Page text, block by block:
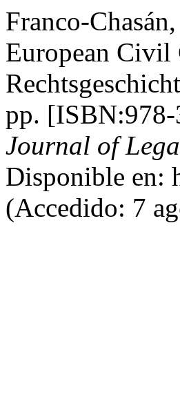
Franco-
European Civil
pp.
Journal of
Disponible en:
(Accedido: 7